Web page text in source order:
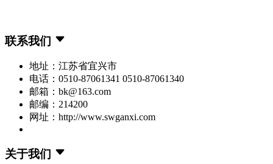
联系我们
地址：江苏省宜兴市
电话：0510-87061341 0510-87061340
邮箱：bk@163.com
邮编：214200
网址：http://www.swganxi.com
关于我们